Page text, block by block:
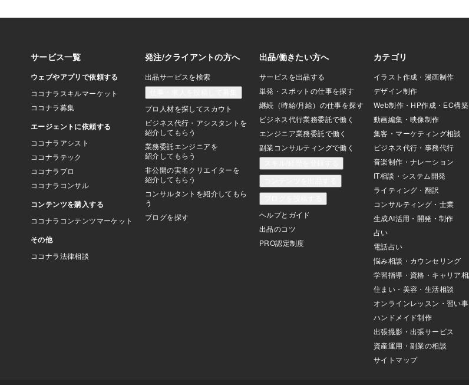
ずです。現職場に少なからず不満があ
る、迷いもある、ギリギリ耐えられない
わけでもない、だけどやっぱり何かが違
う気もするし、転職をするにしても、選
択肢は限られてきて
ッセージ見えなくなった糸は、消えたの
ではなく、あなたの心に溶け込んでいる
だけ。静かに呼吸すれば、また感じられ
ます🌙